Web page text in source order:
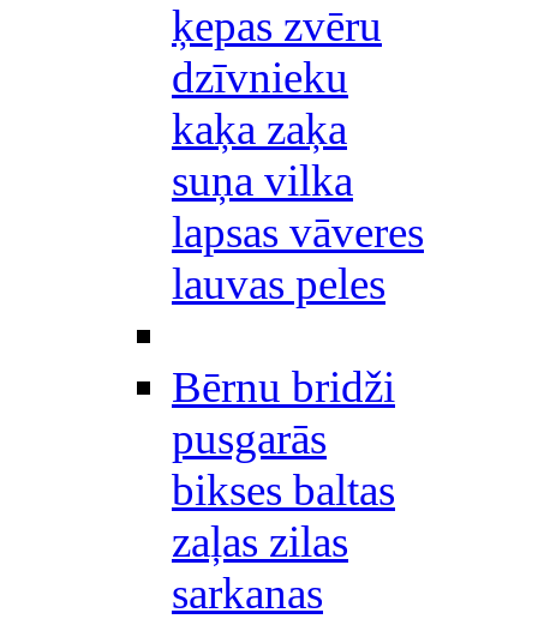
ķepas zvēru
dzīvnieku
kaķa zaķa
suņa vilka
lapsas vāveres
lauvas peles
Bērnu bridži
pusgarās
bikses baltas
zaļas zilas
sarkanas